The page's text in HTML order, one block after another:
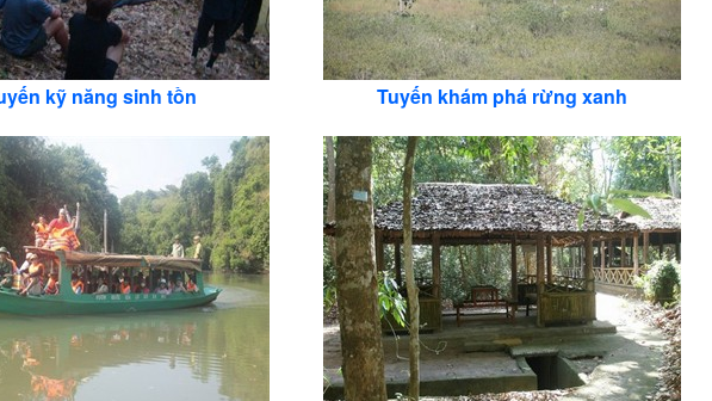
kỹ năng sinh tồn Tuyến khám phá rừng xanh